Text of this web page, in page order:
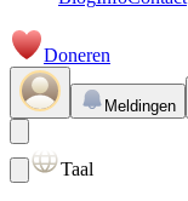
Doneren
Meldingen
Taal